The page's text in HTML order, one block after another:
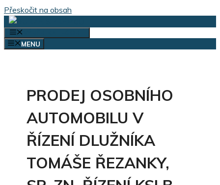
Přeskočit na obsah
MENU
PRODEJ OSOBNÍHO
AUTOMOBILU V
ŘÍZENÍ DLUŽNÍKA
TOMÁŠE ŘEZANKY,